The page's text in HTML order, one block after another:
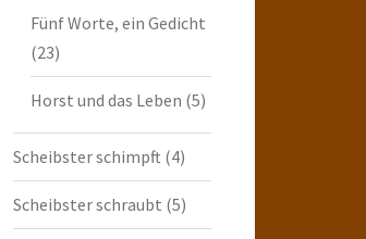
Fünf Worte, ein Gedicht
(23)
Horst und das Leben (5)
Scheibster schimpft (4)
Scheibster schraubt (5)